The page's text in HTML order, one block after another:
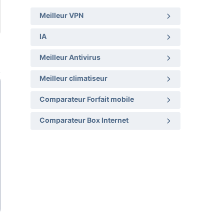
Meilleur VPN
IA
Meilleur Antivirus
Meilleur climatiseur
Comparateur Forfait mobile
Comparateur Box Internet